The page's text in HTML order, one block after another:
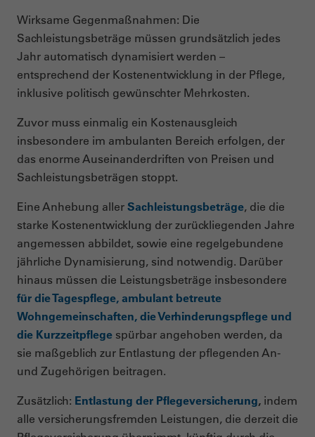
Wirksame Gegenmaßnahmen: Die
Sachleistungsbeträge müssen grundsätzlich jedes
Jahr automatisch dynamisiert werden –
entsprechend der Kostenentwicklung in der Pflege,
inklusive politisch gewünschter Mehrkosten.
Zuvor muss einmalig ein Kostenausgleich
insbesondere im ambulanten Bereich erfolgen, der
das enorme Auseinanderdriften von Preisen und
Sachleistungsbeträgen stoppt.
Eine Anhebung aller Sachleistungsbeträge, die die
starke Kostenentwicklung der zurückliegenden Jahre
angemessen abbildet, sowie eine regelgebundene
jährliche Dynamisierung, sind notwendig. Darüber
hinaus müssen die Leistungsbeträge insbesondere
für die Tagespflege, ambulant betreute
Wohngemeinschaften, die Verhinderungspflege und
die Kurzzeitpflege spürbar angehoben werden, da
sie maßgeblich zur Entlastung der pflegenden An-
und Zugehörigen beitragen.
Zusätzlich: Entlastung der Pflegeversicherung, indem
alle versicherungsfremden Leistungen, die derzeit die